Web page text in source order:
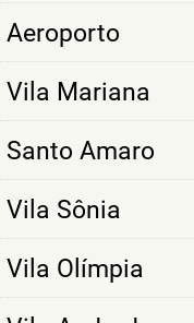
Aeroporto
Vila Mariana
Santo Amaro
Vila Sônia
Vila Olímpia